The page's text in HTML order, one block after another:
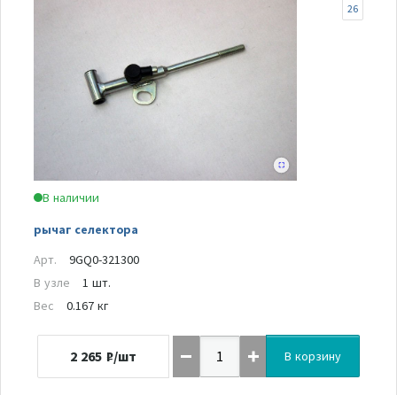
В наличии
рычаг селектора
26
Арт.
9GQ0-321300
В узле
1 шт.
Вес
0.167 кг
2 265 ₽/шт В корзину